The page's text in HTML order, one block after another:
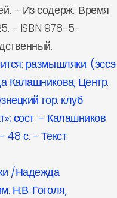
– Из содерж.: Время
- ISBN 978-5-
размышляки: (эссэ
Калашникова; Центр.
гор. клуб
сост. – Калашников
48 с. - Текст:
/Надежда
Н.В. Гоголя,